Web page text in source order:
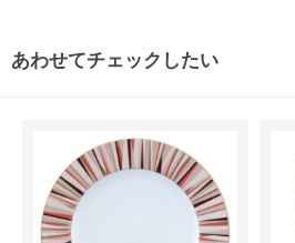
あわせてチェックしたい